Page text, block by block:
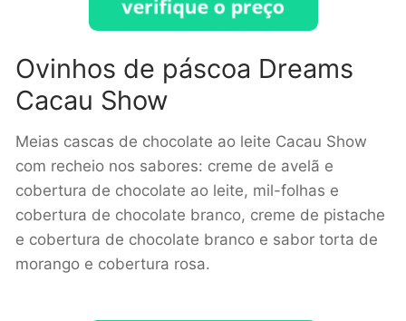
Ovinhos de páscoa Dreams
Cacau Show
Meias cascas de chocolate ao leite Cacau Show
com recheio nos sabores: creme de avelã e
cobertura de chocolate ao leite, mil-folhas e
cobertura de chocolate branco, creme de pistache
e cobertura de chocolate branco e sabor torta de
morango e cobertura rosa.